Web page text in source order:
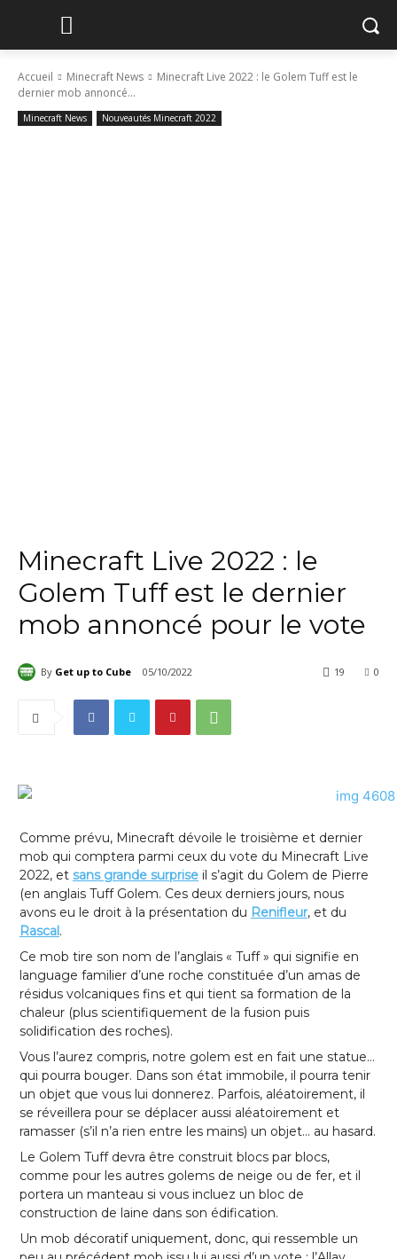
Accueil Minecraft News
Minecraft Live 2022 : le Golem Tuff est le
dernier mob annoncé...
Minecraft News Nouveautés Minecraft 2022
Minecraft Live 2022 : le
Golem Tuff est le dernier
mob annoncé pour le vote
By Get up to Cube 05/10/2022 0
19
Comme prévu, Minecraft dévoile le troisième et dernier
mob qui comptera parmi ceux du vote du Minecraft Live
2022, et sans grande surprise il s’agit du Golem de Pierre
(en anglais Tuff Golem. Ces deux derniers jours, nous
avons eu le droit à la présentation du Renifleur, et du
Rascal.
Ce mob tire son nom de l’anglais « Tuff » qui signifie en
language familier d’une roche constituée d’un amas de
résidus volcaniques fins et qui tient sa formation de la
chaleur (plus scientifiquement de la fusion puis
solidification des roches).
Vous l’aurez compris, notre golem est en fait une statue…
qui pourra bouger. Dans son état immobile, il pourra tenir
un objet que vous lui donnerez. Parfois, aléatoirement, il
se réveillera pour se déplacer aussi aléatoirement et
ramasser (s’il n’a rien entre les mains) un objet… au hasard.
Le Golem Tuff devra être construit blocs par blocs,
comme pour les autres golems de neige ou de fer, et il
portera un manteau si vous incluez un bloc de
construction de laine dans son édification.
Un mob décoratif uniquement, donc, qui ressemble un